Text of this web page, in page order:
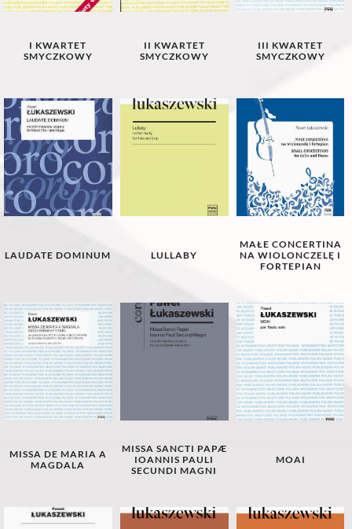
I KWARTET
SMYCZKOWY
II KWARTET
SMYCZKOWY
III KWARTET
SMYCZKOWY
LAUDATE DOMINUM LULLABY
MAŁE CONCERTINA
NA WIOLONCZELĘ I
FORTEPIAN
MISSA DE MARIA A
MAGDALA
MISSA SANCTI PAPÆ
IOANNIS PAULI
SECUNDI MAGNI
MOAI